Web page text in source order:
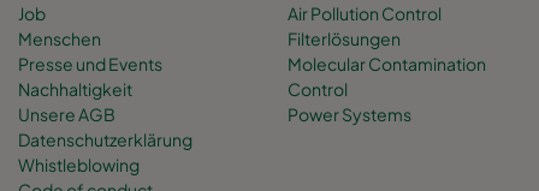
Job
Menschen
Presse und Events
Nachhaltigkeit
Unsere AGB
Datenschutzerklärung
Whistleblowing
Air Pollution Control
Filterlösungen
Molecular Contamination
Control
Power Systems